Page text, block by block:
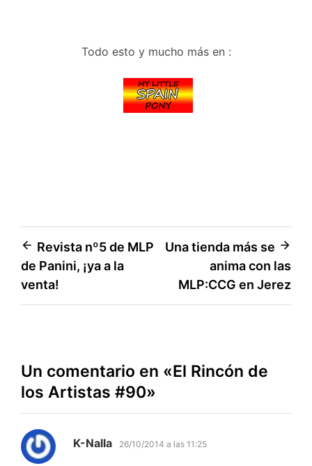
Todo esto y mucho más en :
Navegación
de
entradas
Revista nº5 de MLP
de Panini, ¡ya a la
venta!
Una tienda más se
anima con las
MLP:CCG en Jerez
Un comentario en «El Rincón de
los Artistas #90»
K-Nalla dice:
26/10/2014 a las 11:25